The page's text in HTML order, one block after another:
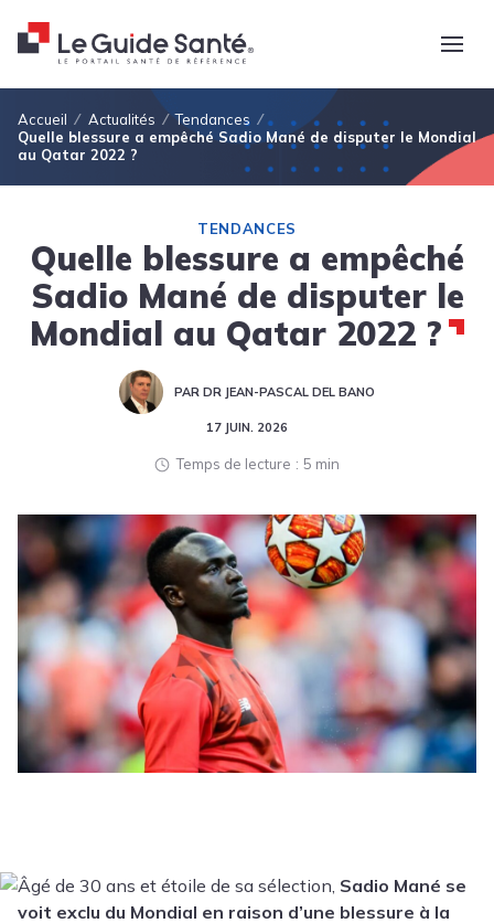
Fil d'Ariane
Accueil Actualités
Tendances
Quelle blessure a empêché Sadio Mané de disputer le Mondial
au Qatar 2022 ?
TENDANCES
Quelle blessure a empêché
Sadio Mané de disputer le
Mondial au Qatar 2022 ?
PAR DR JEAN-PASCAL DEL BANO
17 JUIN. 2026
Temps de lecture 5 min
Âgé de 30 ans et étoile de sa sélection, Sadio Mané se
voit exclu du Mondial en raison d’une blessure à la